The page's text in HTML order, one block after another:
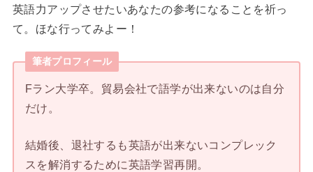
英語力アップさせたいあなたの参考になることを祈っ
て。ほな行ってみよー！
筆者プロフィール
Fラン大学卒。貿易会社で語学が出来ないのは自分
だけ。
結婚後、退社するも英語が出来ないコンプレック
スを解消するために英語学習再開。